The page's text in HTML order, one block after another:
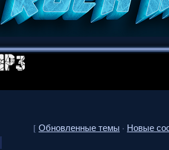
[ Обновленные темы · Новые